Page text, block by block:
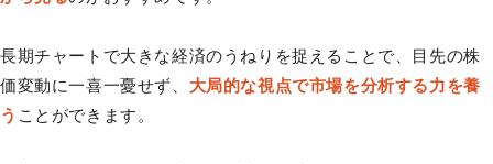
長期チャートで大きな経済のうねりを捉えることで、目先の株
価変動に一喜一憂せず、 大局的な視点で市場を分析する力を養
う ことができます。